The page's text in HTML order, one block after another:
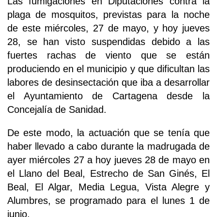
plaga de mosquitos, previstas para la noche
de este miércoles, 27 de mayo, y hoy jueves
28, se han visto suspendidas debido a las
fuertes rachas de viento que se están
produciendo en el municipio y que dificultan las
labores de desinsectación que iba a desarrollar
el Ayuntamiento de Cartagena desde la
Concejalía de Sanidad.
De este modo, la actuación que se tenía que
haber llevado a cabo durante la madrugada de
ayer miércoles 27 a hoy jueves 28 de mayo en
el Llano del Beal, Estrecho de San Ginés, El
Beal, El Algar, Media Legua, Vista Alegre y
Alumbres, se programado para el lunes 1 de
junio.